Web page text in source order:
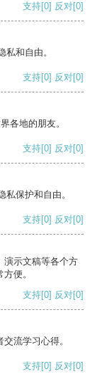
支持[0] 反对[0]
和自由。
支持[0] 反对[0]
各地的朋友。
支持[0] 反对[0]
保护和自由。
支持[0] 反对[0]
演示文稿等各个方
便。
支持[0] 反对[0]
流学习心得。
支持[0] 反对[0]